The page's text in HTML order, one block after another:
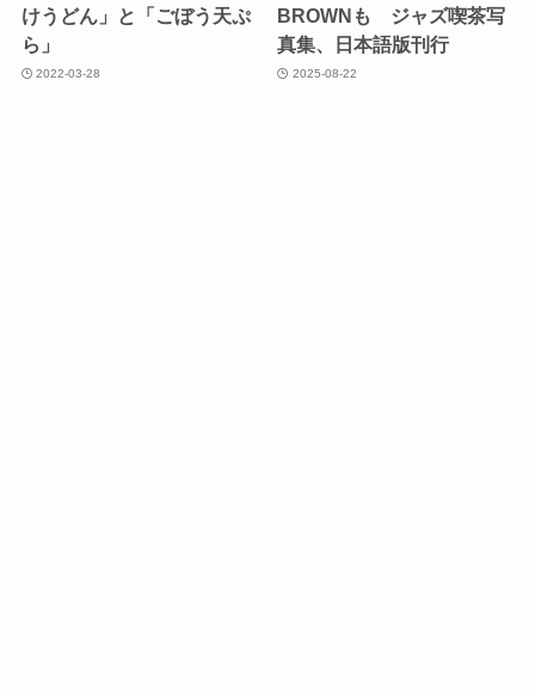
けうどん」と「ごぼう天ぷ
ら」
2022-03-28
BROWNも ジャズ喫茶写
真集、日本語版刊行
2025-08-22